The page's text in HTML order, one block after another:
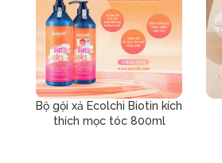
Bộ gội xả Ecolchi Biotin kích
thích mọc tóc 800ml